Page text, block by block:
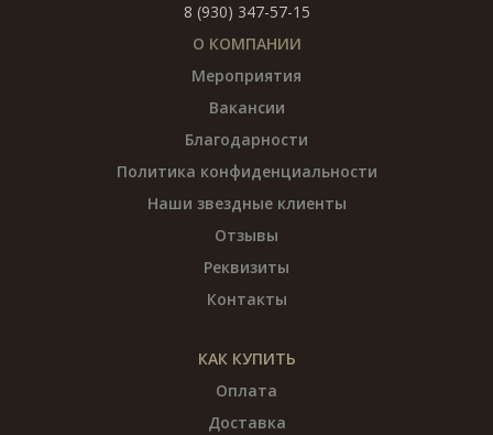
8 (930) 347-57-15
О КОМПАНИИ
Мероприятия
Вакансии
Благодарности
Политика конфиденциальности
Наши звездные клиенты
Отзывы
Реквизиты
Контакты
КАК КУПИТЬ
Оплата
Доставка